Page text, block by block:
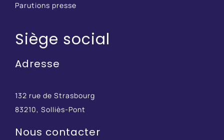
Parutions presse
Siège social
Adresse
132 rue de Strasbourg
83210, Solliès-Pont
Nous contacter